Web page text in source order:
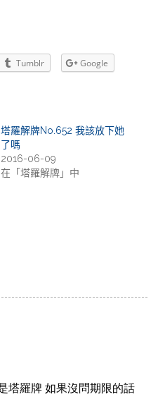
Tumblr Google
塔羅解牌No.652 我該放下她
了嗎
2016-06-09
在「塔羅解牌」中